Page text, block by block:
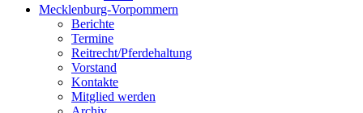
Mecklenburg-Vorpommern
Berichte
Termine
Reitrecht/Pferdehaltung
Vorstand
Kontakte
Mitglied werden